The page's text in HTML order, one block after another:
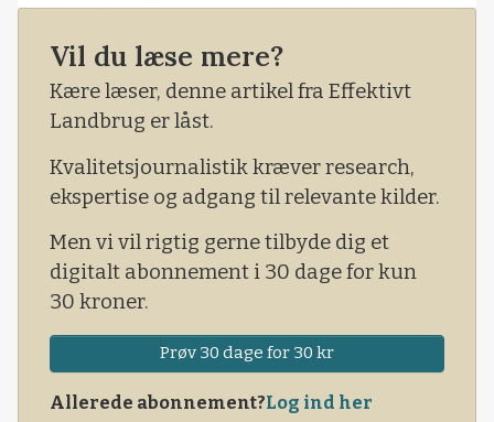
Valtec Kolding i Graven til TBS Maskinpower.
Og Henrik Thomsen understreger, at frasalget
er en vigtig del af strategien for både Kolding
Maskinforretning og Valtec Kolding.
Vil du læse mere?
Kære læser, denne artikel fra Effektivt
Landbrug er låst.
Kvalitetsjournalistik kræver research,
ekspertise og adgang til relevante kilder.
Men vi vil rigtig gerne tilbyde dig et
digitalt abonnement i 30 dage for kun
30 kroner.
Prøv 30 dage for 30 kr
Allerede abonnement?Log ind her